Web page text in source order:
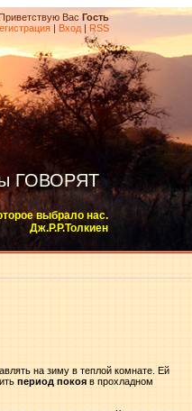
Вас Гость
| Вход | RSS
ГОВОРЯТ
выбрало нас.
Дж.Р.Р.Толкиен
на зиму в теплой комнате. Ей
период покоя в прохладном